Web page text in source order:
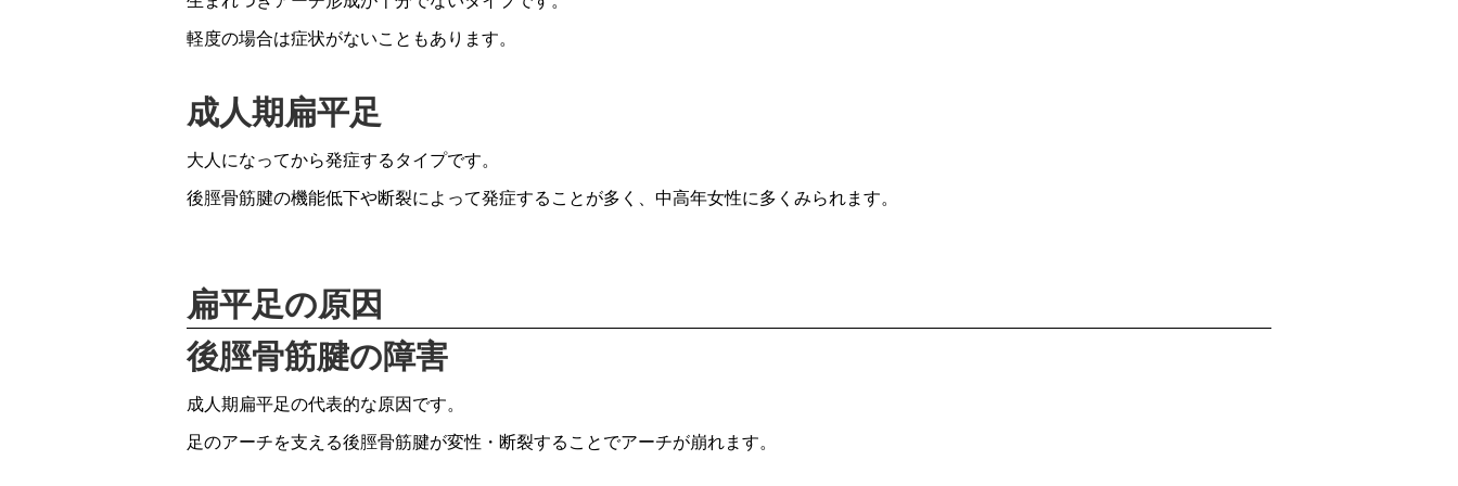
軽度の場合は症状がないこともあります。
成人期扁平足
大人になってから発症するタイプです。
後脛骨筋腱の機能低下や断裂によって発症することが多く、中高年女性に多くみられます。
扁平足の原因
後脛骨筋腱の障害
成人期扁平足の代表的な原因です。
足のアーチを支える後脛骨筋腱が変性・断裂することでアーチが崩れます。